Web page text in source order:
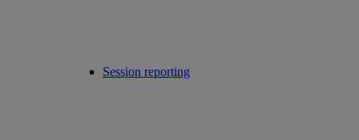
Session reporting